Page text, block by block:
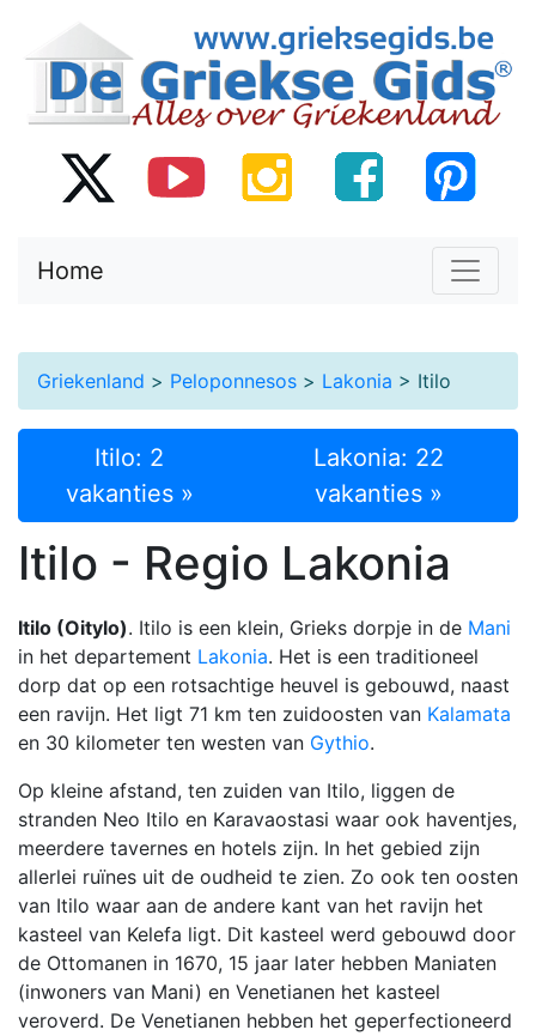
Home
Griekenland > Peloponnesos > Lakonia > Itilo
Itilo: 2
vakanties »
Lakonia: 22
vakanties »
Itilo - Regio Lakonia
Itilo (Oitylo). Itilo is een klein, Grieks dorpje in de Mani
in het departement Lakonia. Het is een traditioneel
dorp dat op een rotsachtige heuvel is gebouwd, naast
een ravijn. Het ligt 71 km ten zuidoosten van Kalamata
en 30 kilometer ten westen van Gythio.
Op kleine afstand, ten zuiden van Itilo, liggen de
stranden Neo Itilo en Karavaostasi waar ook haventjes,
meerdere tavernes en hotels zijn. In het gebied zijn
allerlei ruïnes uit de oudheid te zien. Zo ook ten oosten
van Itilo waar aan de andere kant van het ravijn het
kasteel van Kelefa ligt. Dit kasteel werd gebouwd door
de Ottomanen in 1670, 15 jaar later hebben Maniaten
(inwoners van Mani) en Venetianen het kasteel
veroverd. De Venetianen hebben het geperfectioneerd